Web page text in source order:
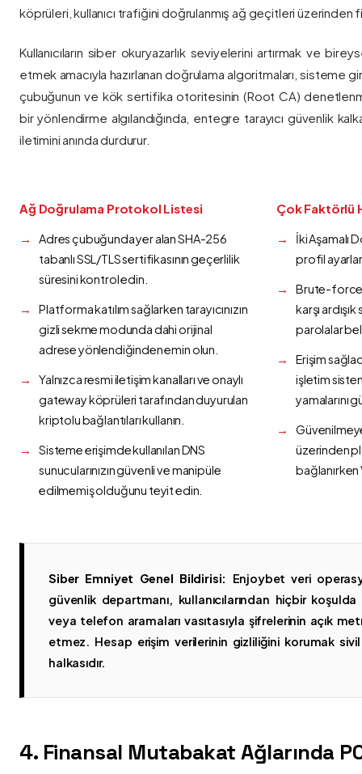
köprüleri, kullanıcı trafiğini doğrulanmış ağ geçitleri üzerinden
Kullanıcıların siber okuryazarlık seviyelerini artırmak ve
etmek amacıyla hazırlanan doğrulama algoritmaları, sisteme
çubuğunun ve kök sertifika otoritesinin (Root CA)
bir yönlendirme algılandığında, entegre tarayıcı güvenlik
iletimini anında durdurur.
Ağ Doğrulama Protokol Listesi
Adres çubuğunda yer alan SHA-256
tabanlı SSL/TLS sertifikasının geçerlilik
süresini kontrol edin.
Platforma katılım sağlarken tarayıcınızın
gizli sekme modunda dahi orijinal
adrese yönlendiğinden emin olun.
Yalnızca resmi iletişim kanalları ve onaylı
gateway köprüleri tarafından duyurulan
kriptolu bağlantıları kullanın.
Sisteme erişimde kullanılan DNS
sunucularınızın güvenli ve manipüle
edilmemiş olduğunu teyit edin.
Çok Faktörlü
İki Aşamalı
profil
Brute-force
karşı
parolalar
Erişim
işletim
yamalarını
üzerinden
bağlanırken
Siber Emniyet Genel Bildirisi:
Enjoybet veri
güvenlik departmanı, kullanıcılarından hiçbir
veya telefon aramaları vasıtasıyla şifrelerinin açık
etmez. Hesap erişim verilerinin gizliliğini korumak
halkasıdır.
4. Finansal Mutabakat Ağlarında